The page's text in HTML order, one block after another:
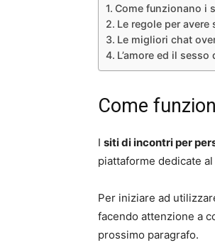
Come funzionano i
Le regole per avere
Le migliori chat
L’amore ed il
Come
I siti di incontri per
piattaforme dedicate
Per iniziare ad
facendo attenzione a
prossimo paragrafo.